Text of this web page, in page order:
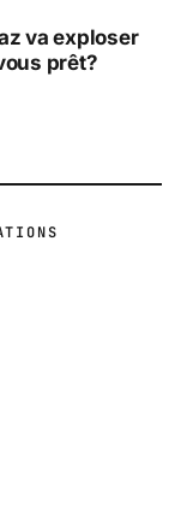
va exploser
prêt?